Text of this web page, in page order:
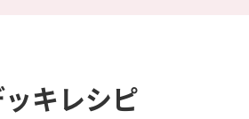
キレシピ